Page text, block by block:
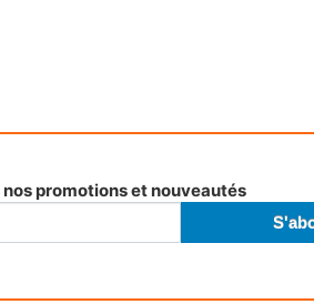
promotions et nouveautés